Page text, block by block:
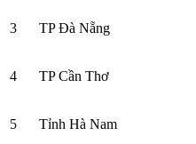
3 TP Đà Nẵng
4 TP Cần Thơ
5 Tỉnh Hà Nam